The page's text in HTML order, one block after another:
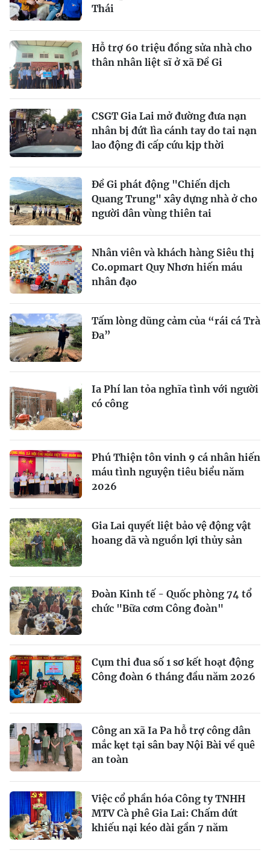
Thái
Hỗ trợ 60 triệu đồng sửa nhà cho
thân nhân liệt sĩ ở xã Đề Gi
CSGT Gia Lai mở đường đưa nạn
nhân bị đứt lìa cánh tay do tai nạn
lao động đi cấp cứu kịp thời
Đề Gi phát động "Chiến dịch
Quang Trung" xây dựng nhà ở cho
người dân vùng thiên tai
Nhân viên và khách hàng Siêu thị
Co.opmart Quy Nhơn hiến máu
nhân đạo
Tấm lòng dũng cảm của “rái cá Trà
Đa”
Ia Phí lan tỏa nghĩa tình với người
có công
Phú Thiện tôn vinh 9 cá nhân hiến
máu tình nguyện tiêu biểu năm
2026
Gia Lai quyết liệt bảo vệ động vật
hoang dã và nguồn lợi thủy sản
Đoàn Kinh tế - Quốc phòng 74 tổ
chức "Bữa cơm Công đoàn"
Cụm thi đua số 1 sơ kết hoạt động
Công đoàn 6 tháng đầu năm 2026
Công an xã Ia Pa hỗ trợ công dân
mắc kẹt tại sân bay Nội Bài về quê
an toàn
Việc cổ phần hóa Công ty TNHH
MTV Cà phê Gia Lai: Chấm dứt
khiếu nại kéo dài gần 7 năm